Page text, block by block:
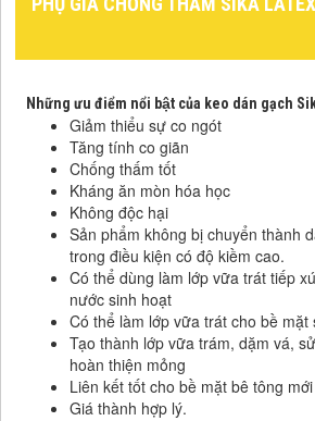
Những ưu điểm nổi bật của keo dán gạch
Giảm thiểu sự co ngót
Tăng tính co giãn
Chống thấm tốt
Kháng ăn mòn hóa học
Không độc hại
Sản phẩm không bị chuyển thành
trong điều kiện có độ kiềm cao.
Có thể dùng làm lớp vữa trát tiếp
nước sinh hoạt
Có thể làm lớp vữa trát cho bề
Tạo thành lớp vữa trám, dặm vá,
hoàn thiện mỏng
Liên kết tốt cho bề mặt bê tông
Giá thành hợp lý.